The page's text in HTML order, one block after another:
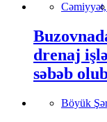
Cəmiyyət,
drenaj
səbəb
Böyük